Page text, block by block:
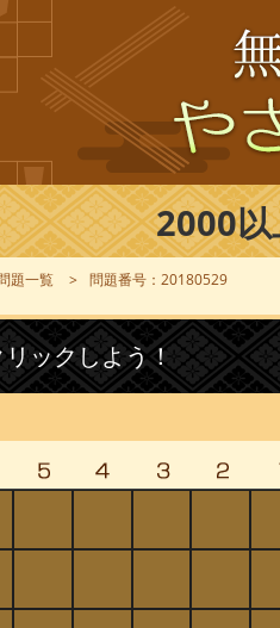
2000以
題一覧 問題番号：20180529
ックしよう！